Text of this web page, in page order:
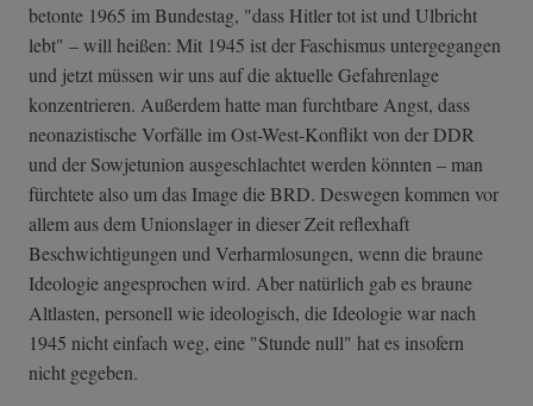
betonte 1965 im Bundestag, "dass Hitler tot ist und Ulbricht
lebt" – will heißen: Mit 1945 ist der Faschismus untergegangen
und jetzt müssen wir uns auf die aktuelle Gefahrenlage
konzentrieren. Außerdem hatte man furchtbare Angst, dass
neonazistische Vorfälle im Ost-West-Konflikt von der DDR
und der Sowjetunion ausgeschlachtet werden könnten – man
fürchtete also um das Image die BRD. Deswegen kommen vor
allem aus dem Unionslager in dieser Zeit reflexhaft
Beschwichtigungen und Verharmlosungen, wenn die braune
Ideologie angesprochen wird. Aber natürlich gab es braune
Altlasten, personell wie ideologisch, die Ideologie war nach
1945 nicht einfach weg, eine "Stunde null" hat es insofern
nicht gegeben.